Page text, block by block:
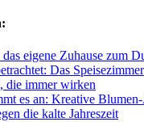
eigene Zuhause zum
Das Speisezimmer
die immer wirken
es an: Kreative
die kalte Jahreszeit